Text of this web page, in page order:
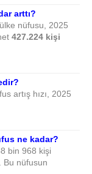
arttı?
nüfusu, 2025
427.224 kişi
artış hızı, 2025
ne kadar?
bin 968 kişi
Bu nüfusun